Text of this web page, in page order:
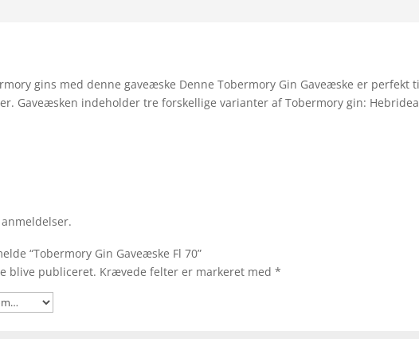
gins med denne gaveæske Denne Tobermory Gin Gaveæske er
Gaveæsken indeholder tre forskellige varianter af Tobermory gin:
“Tobermory Gin Gaveæske Fl 70”
blive publiceret. Krævede felter er markeret med*